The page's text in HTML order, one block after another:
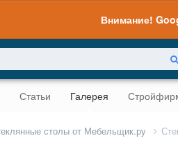
Внимание!
Статьи Галерея
столы от Мебельщик.ру